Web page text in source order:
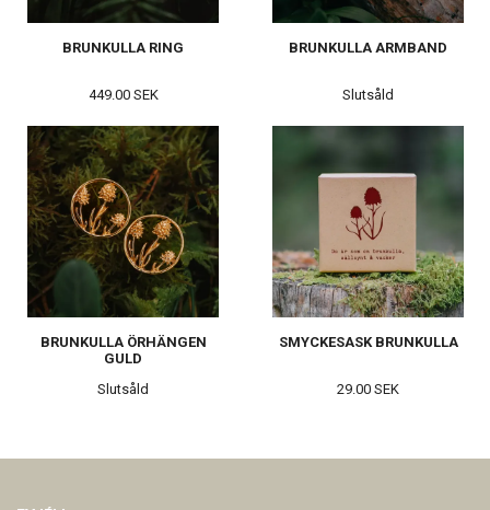
BRUNKULLA RING
449.00 SEK
BRUNKULLA ARMBAND
Slutsåld
BRUNKULLA ÖRHÄNGEN
GULD
Slutsåld
SMYCKESASK BRUNKULLA
29.00 SEK